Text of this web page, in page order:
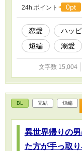
24h.ポイント 0pt
恋愛 ハッ
短編
溺愛
文字数 15,004
BL 完結 短編
異世界帰りの
た方が手っ取